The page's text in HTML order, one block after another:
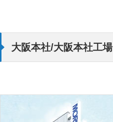
大阪本社/大阪本社工場